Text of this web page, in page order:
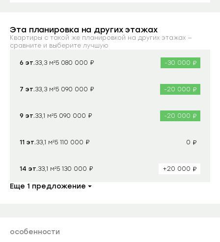
Эта планировка на других этажах
Квартиры с такой же планировкой на других этажах —
сравните и выберите лучшую
6 эт.33,3 м²5 080 000 ₽ -30 000 ₽
7 эт.33,3 м²5 090 000 ₽ -20 000 ₽
9 эт.33,1 м²5 090 000 ₽ -20 000 ₽
11 эт.33,1 м²5 110 000 ₽ 0 ₽
14 эт.33,1 м²5 130 000 ₽ +20 000 ₽
Еще 1 предложение
особенности